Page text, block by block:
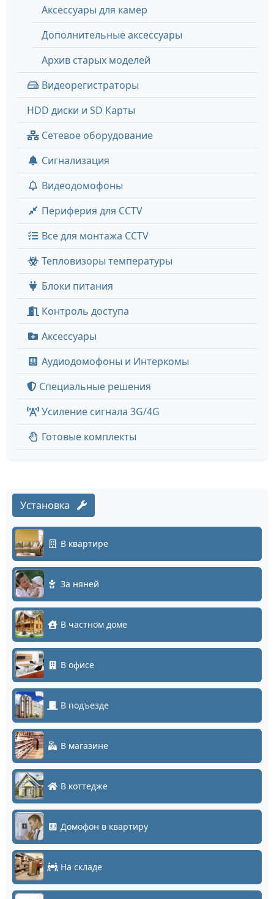
Аксессуары для камер
Дополнительные аксессуары
Архив старых моделей
Видеорегистраторы
HDD диски и SD Карты
Сетевое оборудование
Сигнализация
Видеодомофоны
Периферия для CCTV
Все для монтажа CCTV
Тепловизоры температуры
Блоки питания
Контроль доступа
Аксессуары
Аудиодомофоны и Интеркомы
Специальные решения
Усиление сигнала 3G/4G
Готовые комплекты
Установка
В квартире
За няней
В частном доме
В офисе
В подъезде
В магазине
В коттедже
Домофон в квартиру
На складе